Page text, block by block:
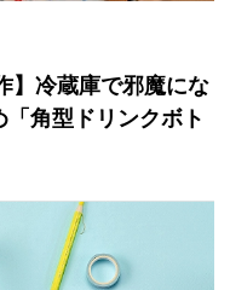
】冷蔵庫で邪魔にな
角型ドリンクボト